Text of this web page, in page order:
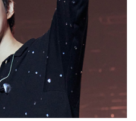
LINE EMAIL